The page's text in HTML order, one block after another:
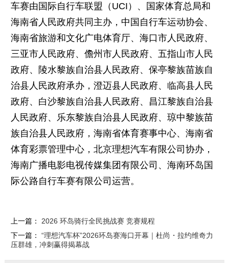
车赛由国际自行车联盟（UCI）、国家体育总局和
海南省人民政府共同主办，中国自行车运动协会、
海南省旅游和文化广电体育厅、海口市人民政府、
三亚市人民政府、儋州市人民政府、五指山市人民
政府、陵水黎族自治县人民政府、保亭黎族苗族自
治县人民政府承办，澄迈县人民政府、临高县人民
政府、白沙黎族自治县人民政府、昌江黎族自治县
人民政府、乐东黎族自治县人民政府、琼中黎族苗
族自治县人民政府，海南省体育赛事中心、海南省
体育彩票管理中心，北京理想汽车有限公司协办，
海南广播电影电视传媒集团有限公司、海南环岛国
际公路自行车赛有限公司运营。
上一篇： 2026 环岛骑行全民挑战赛 竞赛规程
下一篇：“理想汽车杯”2026环岛赛海口开幕｜杜尚・拉约维奇力
压群雄，冲刺赢得揭幕战